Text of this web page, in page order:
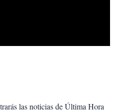
las noticias de Última Hora